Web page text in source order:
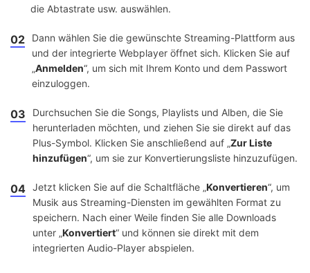
die Abtastrate usw. auswählen.
02
Dann wählen Sie die gewünschte Streaming-Plattform aus
und der integrierte Webplayer öffnet sich. Klicken Sie auf
„Anmelden“, um sich mit Ihrem Konto und dem Passwort
einzuloggen.
03
Durchsuchen Sie die Songs, Playlists und Alben, die Sie
herunterladen möchten, und ziehen Sie sie direkt auf das
Plus-Symbol. Klicken Sie anschließend auf „Zur Liste
hinzufügen“, um sie zur Konvertierungsliste hinzuzufügen.
04 Jetzt klicken Sie auf die Schaltfläche „Konvertieren“, um
Musik aus Streaming-Diensten im gewählten Format zu
speichern. Nach einer Weile finden Sie alle Downloads
unter „Konvertiert“ und können sie direkt mit dem
integrierten Audio-Player abspielen.